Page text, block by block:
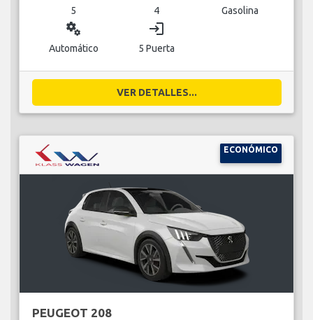
5 4 Gasolina
miscellaneous_services
Automático
login
5 Puerta
VER DETALLES...
ECONÓMICO
PEUGEOT 208